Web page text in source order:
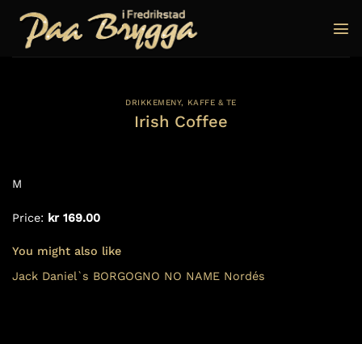
content
DRIKKEMENY, KAFFE & TE
Irish Coffee
M
Price: kr 169.00
You might also like
Jack Daniel`s BORGOGNO NO NAME Nordés